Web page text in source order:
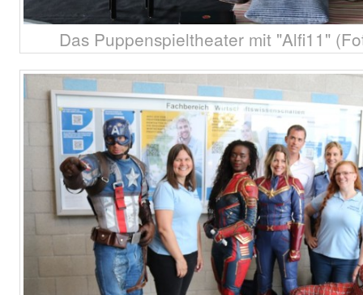
Das Puppenspieltheater mit "Alfi11"